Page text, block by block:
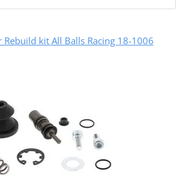
Rebuild kit All Balls Racing 18-1006